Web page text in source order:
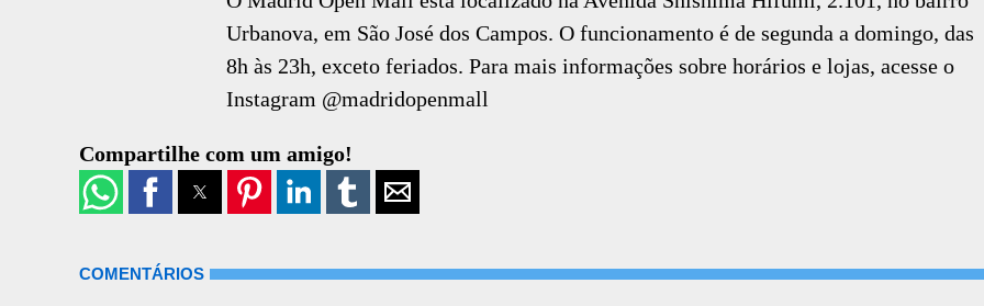
Urbanova, em São José dos Campos. O funcionamento é de segunda a domingo, das
8h às 23h, exceto feriados. Para mais informações sobre horários e lojas, acesse o
Instagram @madridopenmall
Compartilhe com um amigo!
COMENTÁRIOS